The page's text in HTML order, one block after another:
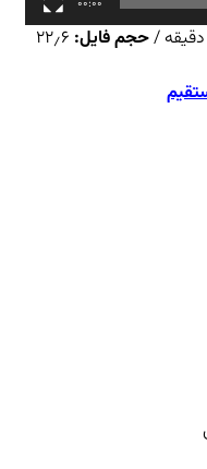
حجم فایل: ۲۲٫۶